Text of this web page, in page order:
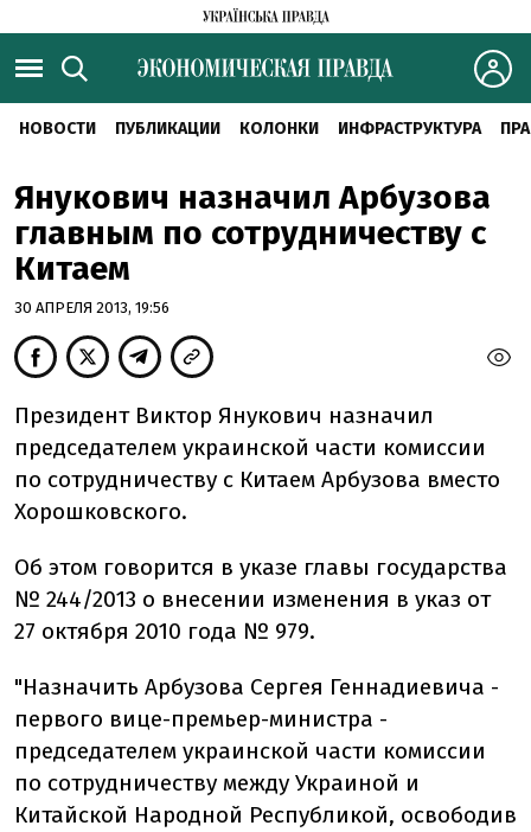
НОВОСТИ ПУБЛИКАЦИИ КОЛОНКИ ИНФРАСТРУКТУРА
Янукович назначил Арбузова
главным по сотрудничеству с
Китаем
30 АПРЕЛЯ 2013, 19:56
Президент Виктор Янукович назначил
председателем украинской части комиссии
по сотрудничеству с Китаем Арбузова вместо
Хорошковского.
Об этом говорится в указе главы государства
№ 244/2013 о внесении изменения в указ от
27 октября 2010 года № 979.
"Назначить Арбузова Сергея Геннадиевича -
первого вице-премьер-министра -
председателем украинской части комиссии
по сотрудничеству между Украиной и
Китайской Народной Республикой, освободив